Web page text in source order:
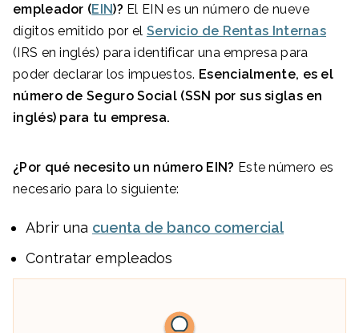
empleador (EIN)? El EIN es un número de nueve
dígitos emitido por el Servicio de Rentas Internas
(IRS en inglés) para identificar una empresa para
poder declarar los impuestos. Esencialmente, es el
número de Seguro Social (SSN por sus siglas en
inglés) para tu empresa.
¿Por qué necesito un número EIN? Este número es
necesario para lo siguiente:
Abrir una cuenta de banco comercial
Contratar empleados